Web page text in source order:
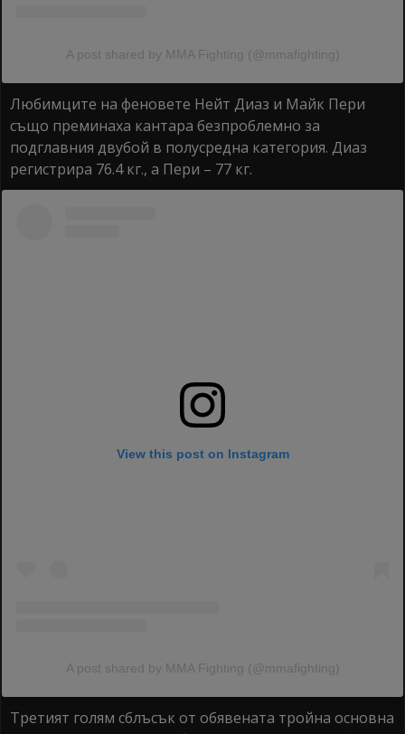
A post shared by MMA Fighting (@mmafighting)
Любимците на феновете Нейт Диаз и Майк Пери
също преминаха кантара безпроблемно за
подглавния двубой в полусредна категория. Диаз
регистрира 76.4 кг., а Пери – 77 кг.
View this post on Instagram
A post shared by MMA Fighting (@mmafighting)
Третият голям сблъсък от обявената тройна основна